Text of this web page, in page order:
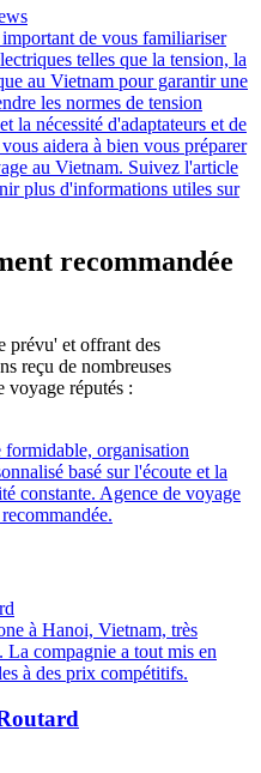
paysages enchanteurs, attire
du monde entier. Si vous
pays d'Asie du Sud-Est,
question : faut-il donner un
procéder ? Cet article
et à vous guider pour naviguer
en Thaïlande .
Utile Sur Les Prises
de vous familiariser
au Vietnam pour garantir une
les normes de tension
la nécessité d'adaptateurs et de
aidera à bien vous préparer
au Vietnam. Suivez l'article
recommandée
prévu' et offrant des
reçu de nombreuses
réputés :